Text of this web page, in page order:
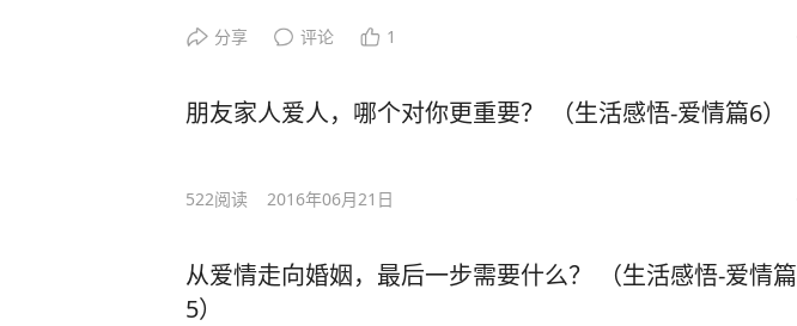
分享 评论 1
朋友家人爱人，哪个对你更重要？ （生活感悟-爱情篇6）
522阅读 2016年06月21日
从爱情走向婚姻，最后一步需要什么？ （生活感悟-爱情篇
5）